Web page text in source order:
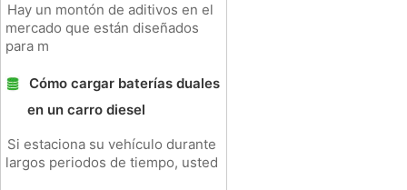
Hay un montón de aditivos en el
mercado que están diseñados
para m
Cómo cargar baterías duales
en un carro diesel
Si estaciona su vehículo durante
largos periodos de tiempo, usted